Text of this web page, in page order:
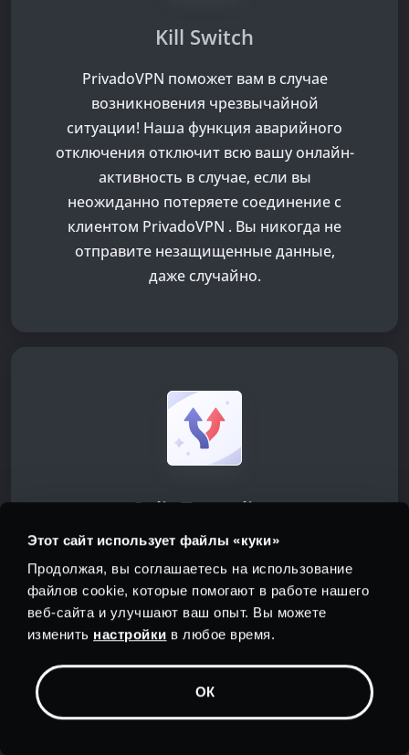
Этот сайт использует файлы «куки»
Продолжая, вы соглашаетесь на использование
файлов cookie, которые помогают в работе нашего
веб-сайта и улучшают ваш опыт. Вы можете
изменить настройки в любое время.
ОК
Kill Switch
PrivadoVPN поможет вам в случае
возникновения чрезвычайной
ситуации! Наша функция аварийного
отключения отключит всю вашу онлайн-
активность в случае, если вы
неожиданно потеряете соединение с
клиентом PrivadoVPN . Вы никогда не
отправите незащищенные данные,
даже случайно.
Split Tunneling
Решите, какие приложения получат
полную защиту PrivadoVPN , а какие не
нуждаются в ней с помощью Split
Tunneling. Эта функция дает вам полный
контроль над тем, как зашифрованный
ваши данные, пока вы находитесь в
сети, приложение за приложением.